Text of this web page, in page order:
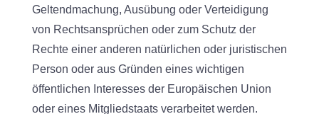
Geltendmachung, Ausübung oder Verteidigung
von Rechtsansprüchen oder zum Schutz der
Rechte einer anderen natürlichen oder juristischen
Person oder aus Gründen eines wichtigen
öffentlichen Interesses der Europäischen Union
oder eines Mitgliedstaats verarbeitet werden.